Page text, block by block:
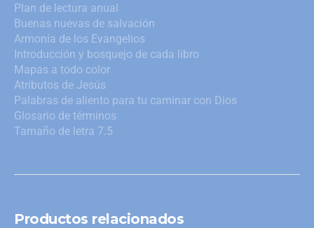
Plan de lectura anual
Buenas nuevas de salvación
Armonía de los Evangelios
Introducción y bosquejo de cada libro
Mapas a todo color
Atributos de Jesús
Palabras de aliento para tu caminar con Dios
Glosario de términos
Tamaño de letra 7.5
Productos relacionados